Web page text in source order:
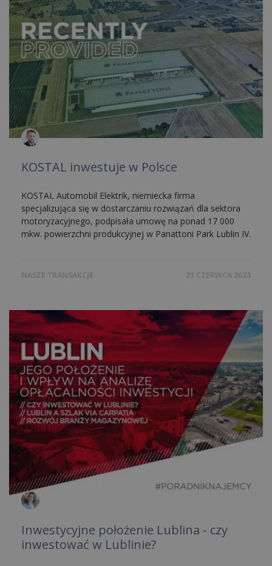
KOSTAL inwestuje w Polsce
KOSTAL Automobil Elektrik, niemiecka firma
specjalizująca się w dostarczaniu rozwiązań dla sektora
motoryzacyjnego, podpisała umowę na ponad 17 000
mkw. powierzchni produkcyjnej w Panattoni Park Lublin IV.
NASZE TRANSAKCJE 21 CZERWCA 2023
Inwestycyjne położenie Lublina - czy
inwestować w Lublinie?